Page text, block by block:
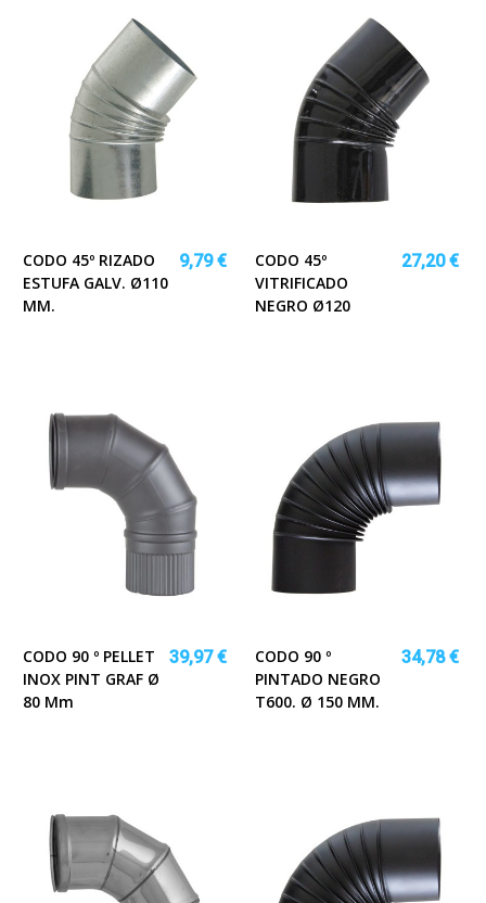
CODO 45º RIZADO
ESTUFA GALV. Ø110
MM.
9,79 €
CODO 45º
VITRIFICADO
NEGRO Ø120
27,20 €
CODO 90 º PELLET
INOX PINT GRAF Ø
80 Mm
39,97 €
CODO 90 º
PINTADO NEGRO
T600. Ø 150 MM.
34,78 €